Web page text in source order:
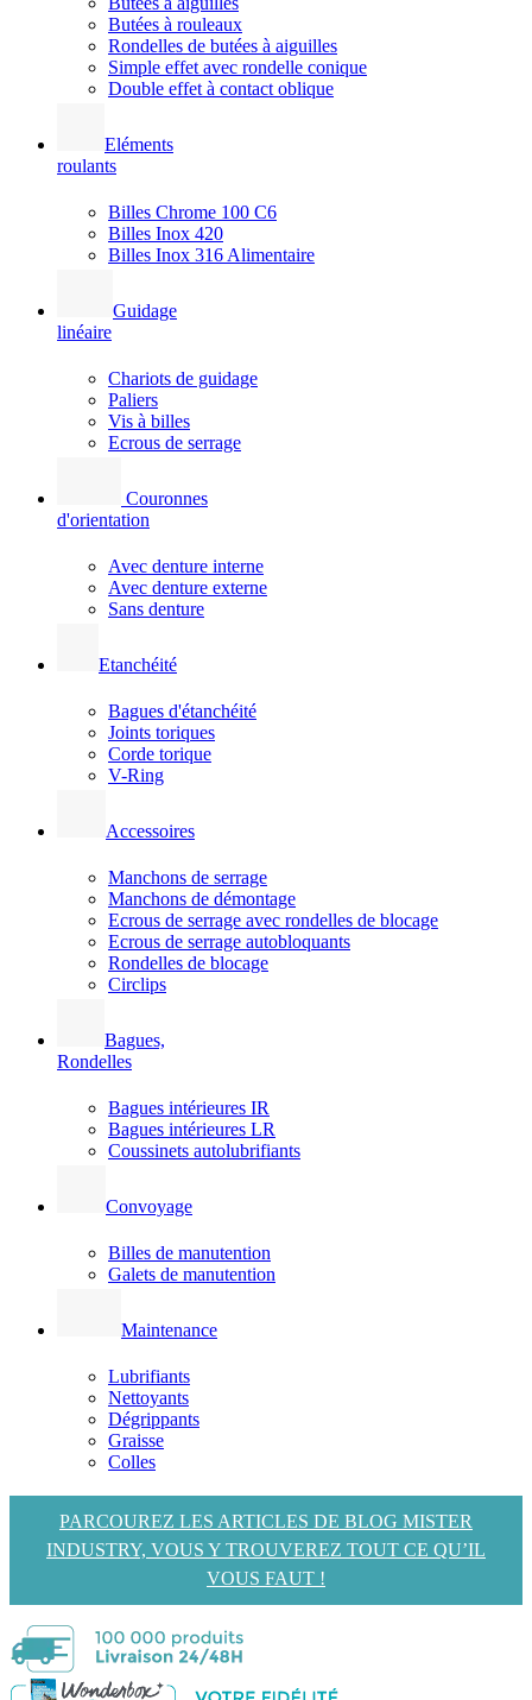
Butées à rouleaux
Rondelles de butées à aiguilles
Simple effet avec rondelle conique
Double effet à contact oblique
Eléments
roulants
Billes Chrome 100 C6
Billes Inox 420
Billes Inox 316 Alimentaire
Guidage
linéaire
Chariots de guidage
Paliers
Vis à billes
Ecrous de serrage
Couronnes
d'orientation
Avec denture interne
Avec denture externe
Sans denture
Etanchéité
Bagues d'étanchéité
Joints toriques
Corde torique
V-Ring
Accessoires
Manchons de serrage
Manchons de démontage
Ecrous de serrage avec rondelles de blocage
Ecrous de serrage autobloquants
Rondelles de blocage
Circlips
Bagues,
Rondelles
Bagues intérieures IR
Bagues intérieures LR
Coussinets autolubrifiants
Convoyage
Billes de manutention
Galets de manutention
Maintenance
Lubrifiants
Nettoyants
Dégrippants
Graisse
Colles
PARCOUREZ LES ARTICLES DE BLOG MISTER
INDUSTRY, VOUS Y TROUVEREZ TOUT CE QU’IL
VOUS FAUT !